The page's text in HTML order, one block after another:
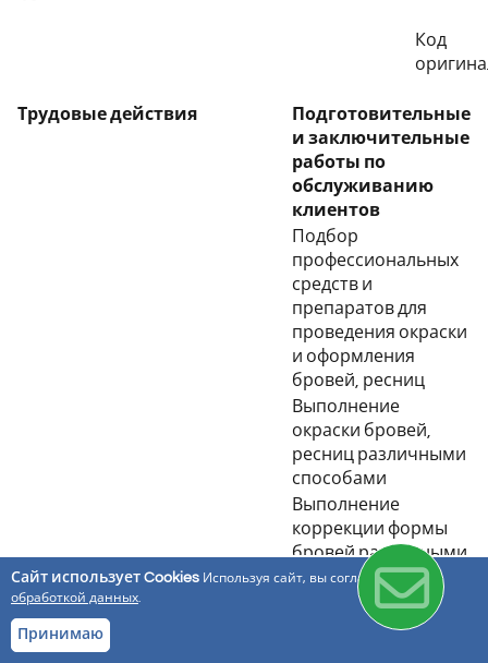
Код
Трудовые действия
Подготовительные
и заключительные
работы по
обслуживанию
клиентов
Подбор
профессиональных
средств и
препаратов для
проведения окраски
и оформления
бровей, ресниц
Выполнение
окраски бровей,
ресниц различными
способами
Выполнение
коррекции формы
бровей различными
способами
Консультирование
клиента по окраске и
Сайт использует Cookies Используя сайт, вы соглашаетесь с
обработкой данных.
Принимаю